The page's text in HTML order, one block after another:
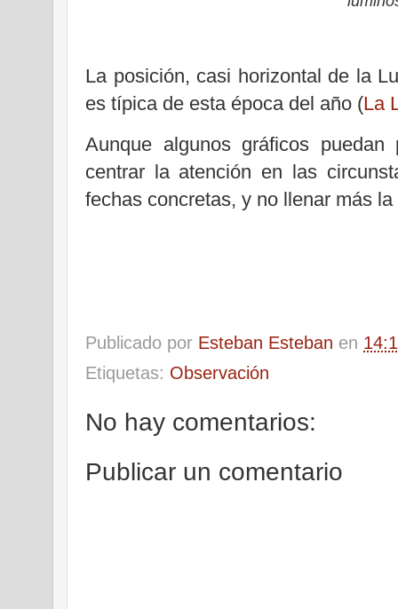
La posición, casi horizontal de la
es típica de esta época del año (La
Aunque algunos gráficos
centrar la atención en las
fechas concretas, y no llenar más
Publicado por Esteban Esteban en
Etiquetas: Observación
No hay comentarios:
Publicar un comentario